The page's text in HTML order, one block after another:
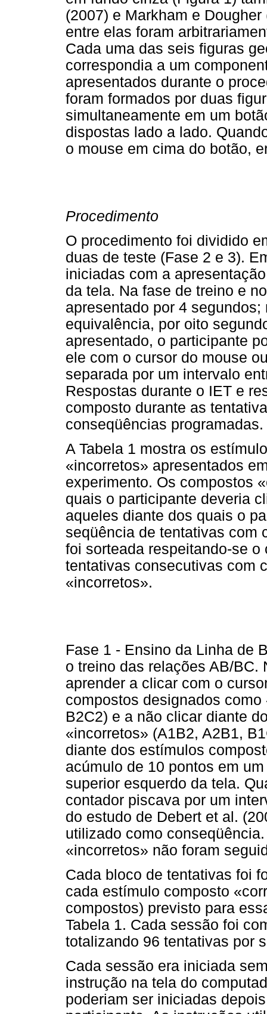
(2007) e Markham e
entre elas foram
Cada uma das seis figuras
correspondia a um
apresentados durante o
foram formados por duas
simultaneamente em um
dispostas lado a lado.
o mouse em cima do botão,
Procedimento
O procedimento foi dividido
duas de teste (Fase 2 e 3).
iniciadas com a
da tela. Na fase de treino e
apresentado por 4
equivalência, por oito
apresentado, o participante
ele com o cursor do mouse
separada por um intervalo
Respostas durante o IET e
composto durante as
conseqüências programadas.
A Tabela 1 mostra os
«incorretos» apresentados
experimento. Os compostos
quais o participante deveria
aqueles diante dos quais o
seqüência de tentativas com
foi sorteada respeitando-se
tentativas consecutivas com
«incorretos».
Fase 1 - Ensino da Linha de
o treino das relações AB/BC.
aprender a clicar com o
compostos designados
B2C2) e a não clicar diante
«incorretos» (A1B2, A2B1,
diante dos estímulos
acúmulo de 10 pontos em
superior esquerdo da tela.
contador piscava por um
do estudo de Debert et al.
utilizado como
«incorretos» não foram
Cada bloco de tentativas foi
cada estímulo composto
compostos) previsto para
Tabela 1. Cada sessão foi
totalizando 96 tentativas por
Cada sessão era iniciada
instrução na tela do
poderiam ser iniciadas